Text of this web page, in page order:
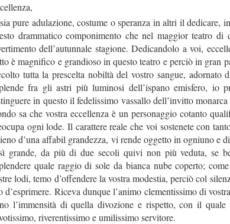
pure adulazione, costume o speranza in altri il dedicare,
drammatico componimento che nel maggior teatro
dell’autunnale stagione. Dedicandolo a voi,
è magnifico e grandioso in questo teatro e perciò in gran
tutta la prescelta nobiltà del vostro sangue,
fra gli astri più luminosi dell’ispano emisfero, io
in questo il fedelissimo vassallo dell’invitto
sa che vostra eccellenza è un personaggio cotanto
ogni lode. Il carattere reale che voi sostenete con
d’una affabil grandezza, vi rende oggetto in ogniuno e
grande, da più di due secoli quivi non più veduta, se
quale raggio di sole da bianca nube coperto;
lodi, temo d’offendere la vostra modestia, perciò col
d’esprimere. Riceva dunque l’animo clementissimo di
l’immensità di quella divozione e rispetto, con il
riverentissimo e umilissimo servitore.